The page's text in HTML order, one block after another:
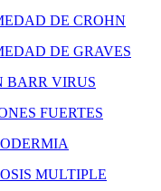
DE CROHN
DE GRAVES
BARR VIRUS
FUERTES
MULTIPLE